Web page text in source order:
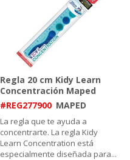
Regla 20 cm Kidy Learn
Concentración Maped
#REG277900 MAPED
La regla que te ayuda a
concentrarte. La regla Kidy
Learn Concentration está
especialmente diseñada para...